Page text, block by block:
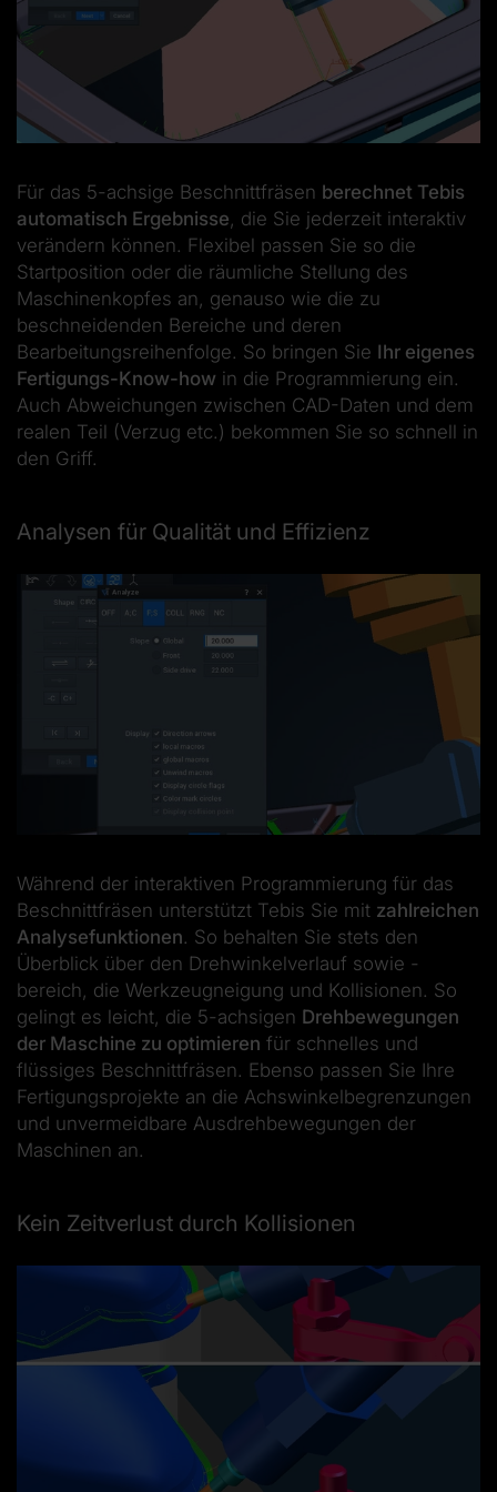
Für das 5-achsige Beschnittfräsen berechnet Tebis
automatisch Ergebnisse, die Sie jederzeit interaktiv
verändern können. Flexibel passen Sie so die
Startposition oder die räumliche Stellung des
Maschinenkopfes an, genauso wie die zu
beschneidenden Bereiche und deren
Bearbeitungsreihenfolge. So bringen Sie Ihr eigenes
Fertigungs-Know-how in die Programmierung ein.
Auch Abweichungen zwischen CAD-Daten und dem
realen Teil (Verzug etc.) bekommen Sie so schnell in
den Griff.
Analysen für Qualität und Effizienz
Während der interaktiven Programmierung für das
Beschnittfräsen unterstützt Tebis Sie mit zahlreichen
Analysefunktionen. So behalten Sie stets den
Überblick über den Drehwinkelverlauf sowie -
bereich, die Werkzeugneigung und Kollisionen. So
gelingt es leicht, die 5-achsigen Drehbewegungen
der Maschine zu optimieren für schnelles und
flüssiges Beschnittfräsen. Ebenso passen Sie Ihre
Fertigungsprojekte an die Achswinkelbegrenzungen
und unvermeidbare Ausdrehbewegungen der
Maschinen an.
Kein Zeitverlust durch Kollisionen